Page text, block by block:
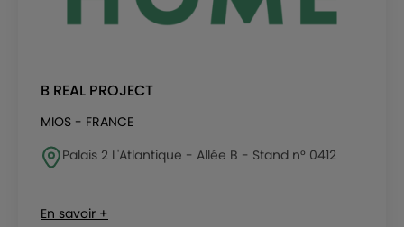
B REAL PROJECT
MIOS - FRANCE
Palais 2 L'Atlantique - Allée B - Stand n° 0412
En savoir +